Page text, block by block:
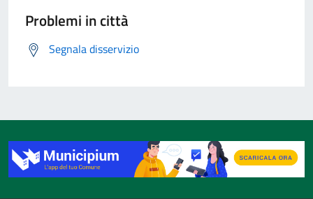
Problemi in città
Segnala disservizio